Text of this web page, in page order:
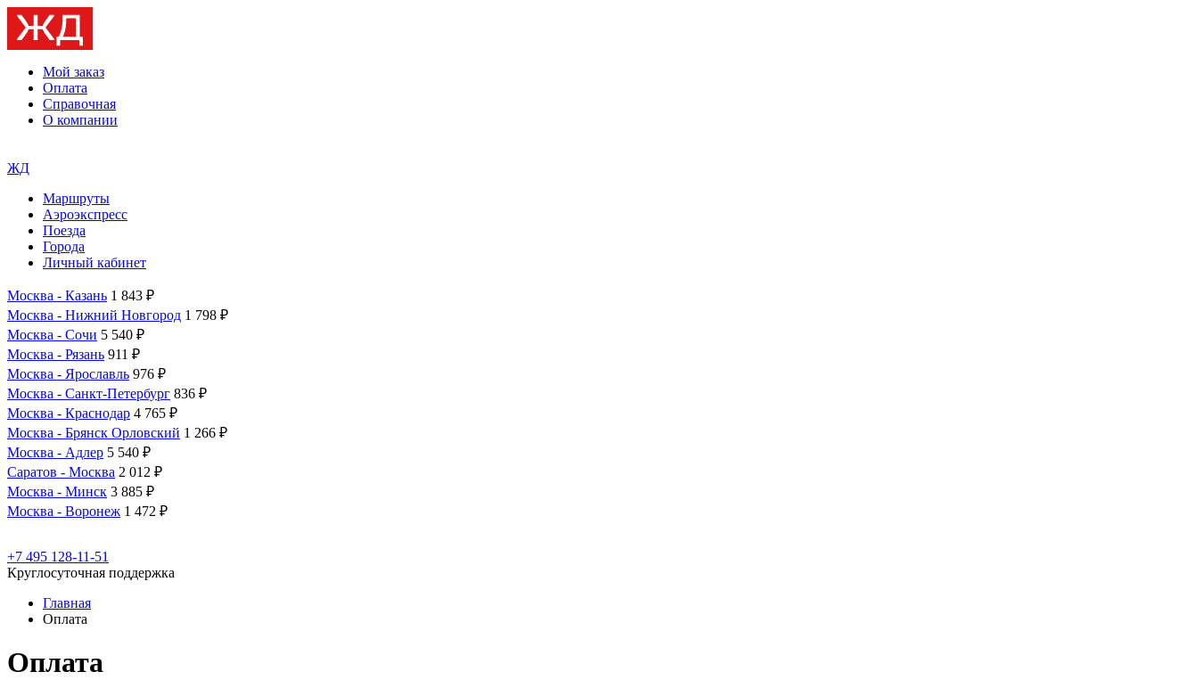
Мой заказ
Оплата
Справочная
О компании
ЖД
Маршруты
Аэроэкспресс
Поезда
Города
Личный кабинет
Москва - Казань 1 843 ₽
Москва - Нижний Новгород 1 798 ₽
Москва - Сочи 5 540 ₽
Москва - Рязань 911 ₽
Москва - Ярославль 976 ₽
Москва - Санкт-Петербург 836 ₽
Москва - Краснодар 4 765 ₽
Москва - Брянск Орловский 1 266 ₽
Москва - Адлер 5 540 ₽
Саратов - Москва 2 012 ₽
Москва - Минск 3 885 ₽
Москва - Воронеж 1 472 ₽
+7 495 128-11-51
Круглосуточная поддержка
Главная
Оплата
Оплата